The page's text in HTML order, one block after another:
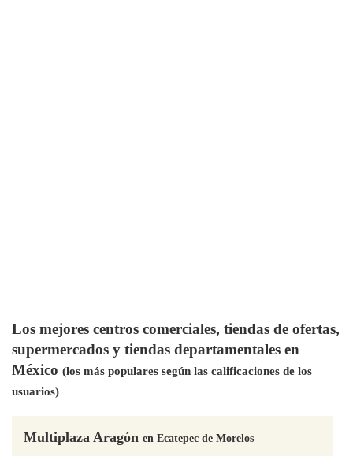
Los mejores centros comerciales, tiendas de ofertas,
supermercados y tiendas departamentales en
México (los más populares según las calificaciones de los
usuarios)
Multiplaza Aragón en Ecatepec de Morelos